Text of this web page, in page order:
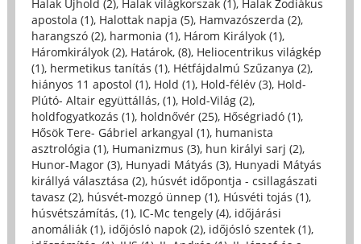
Halak Újhold (2), Halak világkorszak (1), Halak Zodiákus
apostola (1), Halottak napja (5), Hamvazószerda (2),
harangszó (2), harmonia (1), Három Királyok (1),
Háromkirályok (2), Határok, (8), Heliocentrikus világkép
(1), hermetikus tanítás (1), Hétfájdalmú Szűzanya (2),
hiányos 11 apostol (1), Hold (1), Hold-félév (3), Hold-
Plútó- Altair együttállás, (1), Hold-Világ (2),
holdfogyatkozás (1), holdnővér (25), Hőségriadó (1),
Hősök Tere- Gábriel arkangyal (1), humanista
asztrológia (1), Humanizmus (3), hun királyi sarj (2),
Hunor-Magor (3), Hunyadi Mátyás (3), Hunyadi Mátyás
királlyá választása (2), húsvét időpontja - csillagászati
tavasz (2), húsvét-mozgó ünnep (1), Húsvéti tojás (1),
húsvétszámítás, (1), IC-Mc tengely (4), időjárási
anomáliák (1), időjósló napok (2), időjósló szentek (1),